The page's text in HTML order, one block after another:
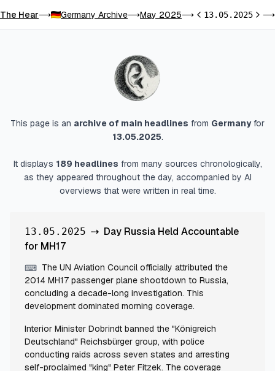
The Hear⟶ Germany Archive⟶May 2025⟶Previous day
13.05.2025Next⟶
This page is an archive of main headlines from Germanyfor
13.05.2025.
It displays 189 headlines from many sources chronologically,
as they appeared throughout the day, accompanied by AI
overviews that were written in real time.
13.05.2025 ⇢ Day Russia Held Accountable
for MH17
⌨ The UN Aviation Council officially attributed the
2014 MH17 passenger plane shootdown to Russia,
concluding a decade-long investigation. This
development dominated morning coverage.
Interior Minister Dobrindt banned the "Königreich
Deutschland" Reichsbürger group, with police
conducting raids across seven states and arresting
self-proclaimed "king" Peter Fitzek. The coverage